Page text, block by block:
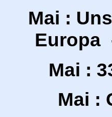
Mai :
Europa
Mai :
Mai :